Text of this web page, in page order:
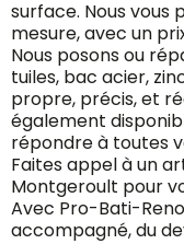
surface. Nous vous
mesure, avec un
Nous posons ou
tuiles, bac acier,
propre, précis, et
également
répondre à toutes
Faites appel à un
Montgeroult pour
Avec Pro-Bati-
accompagné, du